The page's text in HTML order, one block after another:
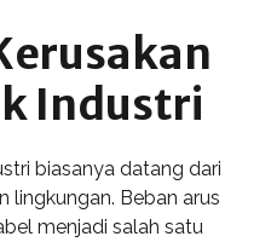
Industri
biasanya datang dari
lingkungan. Beban arus
menjadi salah satu